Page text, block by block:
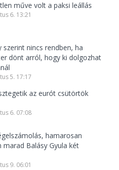
műve volt a paksi leállás
6. 13:21
szerint nincs rendben, ha
dönt arról, hogy ki dolgozhat
5. 17:17
az eurót csütörtök
6. 07:08
hamarosan
marad Balásy Gyula két
9. 06:01